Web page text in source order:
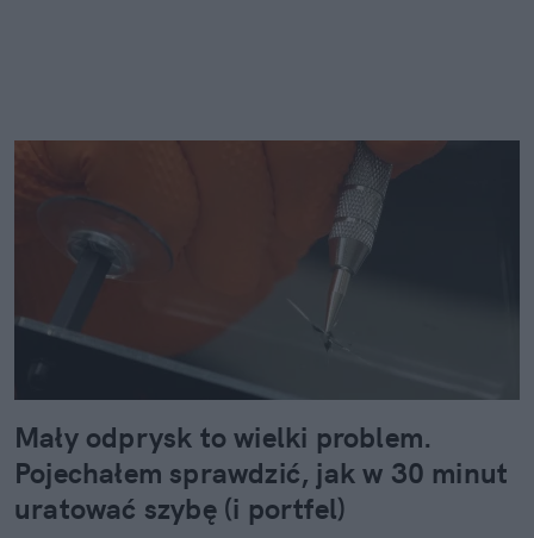
Mały odprysk to wielki problem.
Pojechałem sprawdzić, jak w 30 minut
uratować szybę (i portfel)